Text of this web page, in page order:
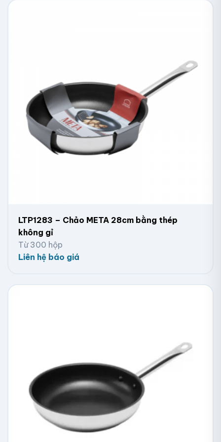
LTP1283 – Chảo META 28cm bằng thép
không gỉ
Từ 300 hộp
Liên hệ báo giá